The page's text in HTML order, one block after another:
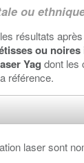
ou
résultats
ou noires
Yag dont les
référence.
laser sont